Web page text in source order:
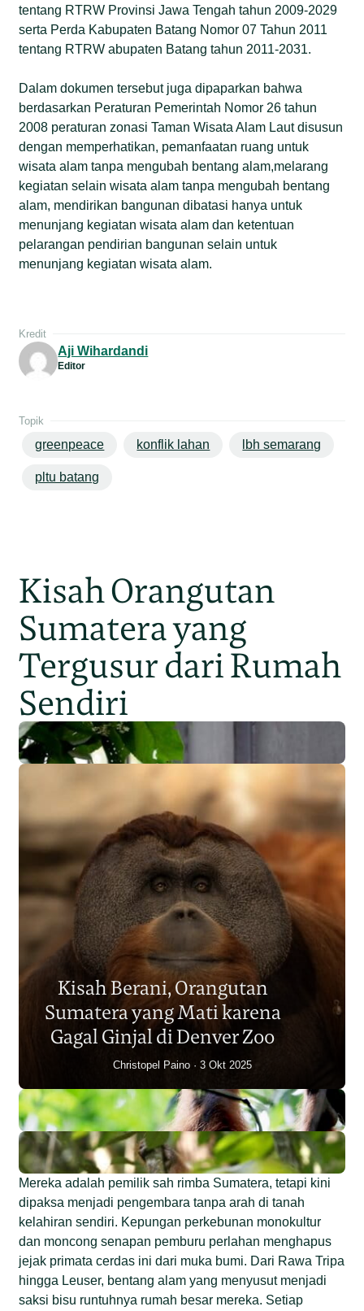
tentang RTRW Provinsi Jawa Tengah tahun 2009-2029
serta Perda Kabupaten Batang Nomor 07 Tahun 2011
tentang RTRW abupaten Batang tahun 2011-2031.
Dalam dokumen tersebut juga dipaparkan bahwa
berdasarkan Peraturan Pemerintah Nomor 26 tahun
2008 peraturan zonasi Taman Wisata Alam Laut disusun
dengan memperhatikan, pemanfaatan ruang untuk
wisata alam tanpa mengubah bentang alam,melarang
kegiatan selain wisata alam tanpa mengubah bentang
alam, mendirikan bangunan dibatasi hanya untuk
menunjang kegiatan wisata alam dan ketentuan
pelarangan pendirian bangunan selain untuk
menunjang kegiatan wisata alam.
Kredit
Aji Wihardandi
Editor
Topik
greenpeace konflik lahan lbh semarang
pltu batang
Kisah Orangutan
Sumatera yang
Tergusur dari Rumah
Sendiri
Populasi Orangutan
Sumatera Berkurang 2.700
Individu dalam Satu Dekade?
Junaidi Hanafiah 14 Jul 2026
Kisah Berani, Orangutan
Sumatera yang Mati karena
Gagal Ginjal di Denver Zoo
Christopel Paino 3 Okt 2025
Mereka adalah pemilik sah rimba Sumatera, tetapi kini
dipaksa menjadi pengembara tanpa arah di tanah
kelahiran sendiri. Kepungan perkebunan monokultur
dan moncong senapan pemburu perlahan menghapus
jejak primata cerdas ini dari muka bumi. Dari Rawa Tripa
hingga Leuser, bentang alam yang menyusut menjadi
saksi bisu runtuhnya rumah besar mereka. Setiap